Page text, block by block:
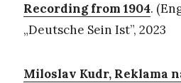
Recording from 1904.
„Deutsche Sein Ist”, 2023
Miloslav Kudr, Reklama